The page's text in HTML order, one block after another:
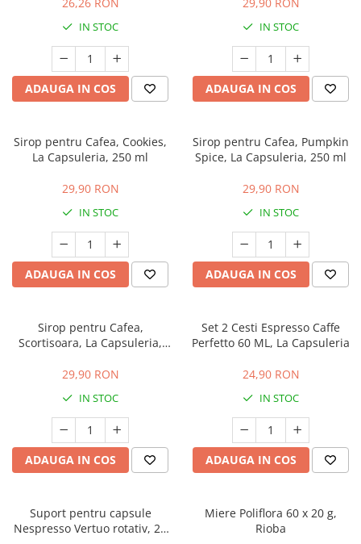
26,26 RON
IN STOC
ADAUGA IN COS
29,90 RON
IN STOC
ADAUGA IN COS
Sirop pentru Cafea, Cookies,
La Capsuleria, 250 ml
29,90 RON
IN STOC
ADAUGA IN COS
Sirop pentru Cafea, Pumpkin
Spice, La Capsuleria, 250 ml
29,90 RON
IN STOC
ADAUGA IN COS
Sirop pentru Cafea,
Scortisoara, La Capsuleria,
29,90 RON
IN STOC
ADAUGA IN COS
Set 2 Cesti Espresso Caffe
Perfetto 60 ML, La Capsuleria
24,90 RON
IN STOC
ADAUGA IN COS
Suport pentru capsule
Nespresso Vertuo rotativ, 20
Miere Poliflora 60 x 20 g,
Rioba